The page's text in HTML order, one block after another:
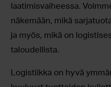
laatimisvaiheessa.
näkemään, mikä
ja myös, mikä on
taloudellista.
Logistiikka on hyvä